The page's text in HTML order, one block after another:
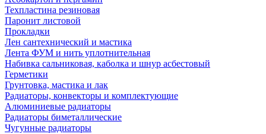
Техпластина резиновая
Паронит листовой
Прокладки
Лен сантехнический и мастика
Лента ФУМ и нить уплотнительная
Набивка сальниковая, каболка и шнур асбестовый
Герметики
Грунтовка, мастика и лак
Радиаторы, конвекторы и комплектующие
Алюминиевые радиаторы
Радиаторы биметаллические
Чугунные радиаторы